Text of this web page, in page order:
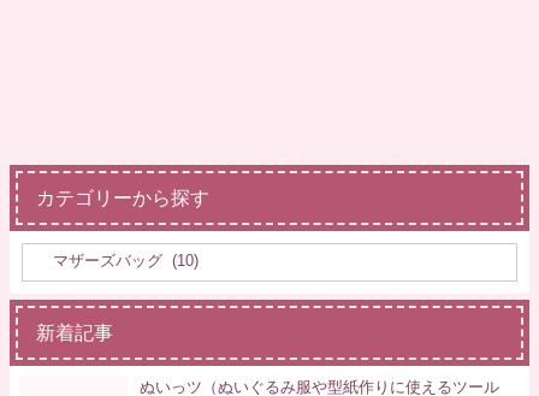
カテゴリーから探す
新着記事
ぬいっツ（ぬいぐるみ服や型紙作りに使えるツール